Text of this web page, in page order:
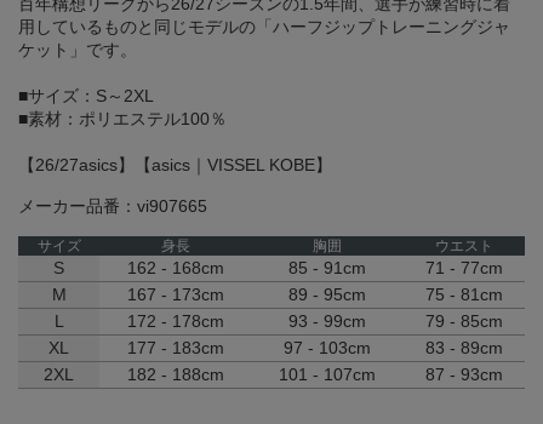
用しているものと同じモデルの「ハーフジップトレーニングジャ
ケット」です。
■サイズ：S～2XL
■素材：ポリエステル100％
【26/27asics】【asics｜VISSEL KOBE】
メーカー品番：vi907665
サイズ 身長 胸囲 ウエスト
S 162 - 168cm 85 - 91cm
71 - 77cm
M
167 - 173cm 89 - 95cm
75 - 81cm
L
172 - 178cm 93 - 99cm
79 - 85cm
XL
177 - 183cm 97 - 103cm
83 - 89cm
2XL
182 - 188cm 101 - 107cm 87 - 93cm